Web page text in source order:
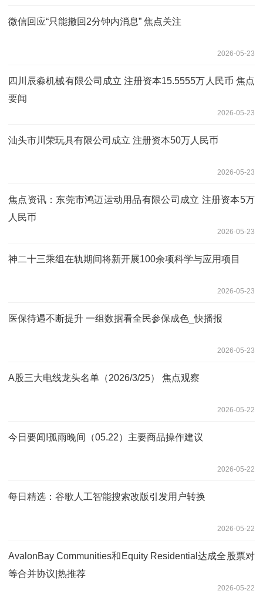
微信回应“只能撤回2分钟内消息” 焦点关注
2026-05-23
四川辰淼机械有限公司成立 注册资本15.5555万人民币 焦点
要闻
2026-05-23
汕头市川荣玩具有限公司成立 注册资本50万人民币
2026-05-23
焦点资讯：东莞市鸿迈运动用品有限公司成立 注册资本5万
人民币
2026-05-23
神二十三乘组在轨期间将新开展100余项科学与应用项目
2026-05-23
医保待遇不断提升 一组数据看全民参保成色_快播报
2026-05-23
A股三大电线龙头名单（2026/3/25） 焦点观察
2026-05-22
今日要闻!孤雨晚间（05.22）主要商品操作建议
2026-05-22
每日精选：谷歌人工智能搜索改版引发用户转换
2026-05-22
AvalonBay Communities和Equity Residential达成全股票对
等合并协议|热推荐
2026-05-22